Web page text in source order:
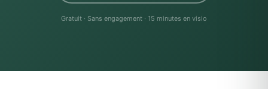
Gratuit · Sans engagement · 15 minutes en visio